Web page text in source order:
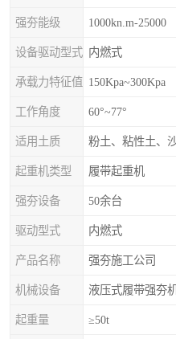
强夯能级 1000kn.m-25000
设备驱动型式 内燃式
承载力特征值 150Kpa~300Kpa
工作角度 60°~77°
适用土质 粉土、粘性土、
起重机类型 履带起重机
强夯设备 50余台
驱动型式 内燃式
产品名称 强夯施工公司
机械设备 液压式履带强夯
起重量 ≥50t